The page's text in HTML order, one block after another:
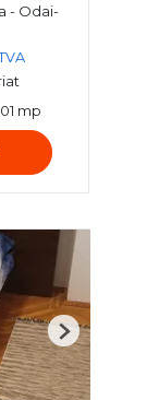
- Odai-
mp
Next